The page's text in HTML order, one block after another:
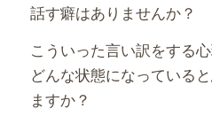
話す癖はありませんか？
こういった言い訳をする心
どんな状態になっている
ますか？